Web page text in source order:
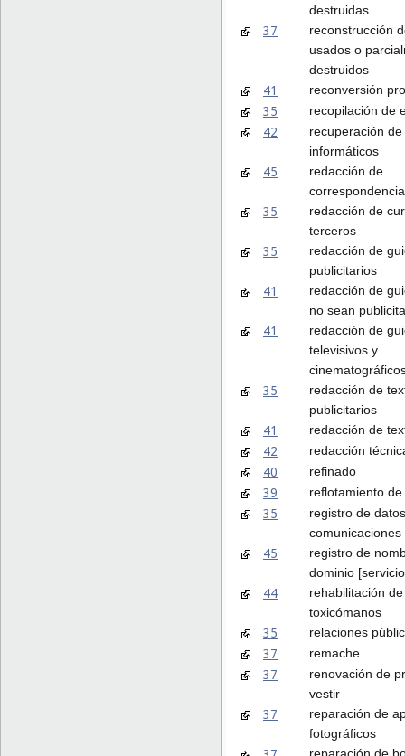
destruidas
37
reconstrucción
usados o
destruidos
41 reconversión
35 recopilación de
42
recuperación
informáticos
45
redacción de
35
redacción de
terceros
35
redacción de
publicitarios
41
redacción de
no sean
41
redacción de
televisivos y
35
redacción de
publicitarios
41 redacción de
42 redacción
40 refinado
39 reflotamiento
35
registro de
comunicaciones
45
registro de
dominio
44
rehabilitación de
toxicómanos
35 relaciones
37 remache
37
renovación de
vestir
37
reparación de
fotográficos
reparación de